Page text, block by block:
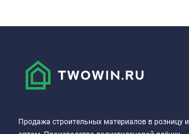
Продажа строительных материалов в розницу и